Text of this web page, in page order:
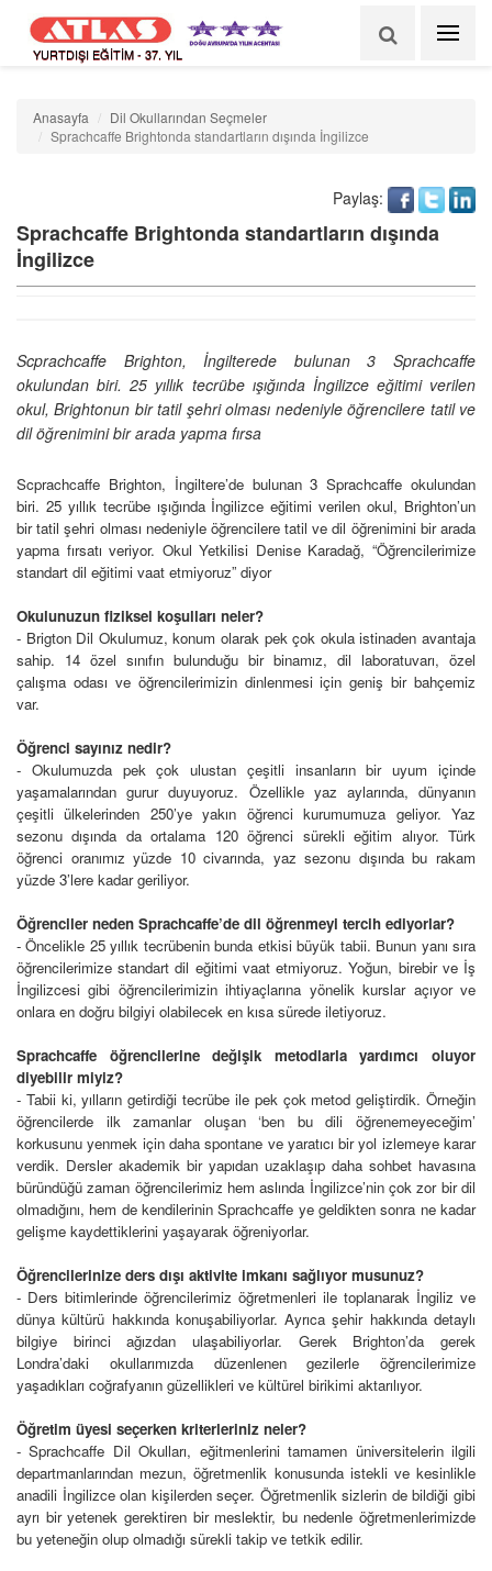
YURTDIŞI EĞİTİM - 37. YIL
Anasayfa
Dil Okullarından Seçmeler
Sprachcaffe Brightonda standartların dışında İngilizce
Sprachcaffe Brightonda standartların dışında
İngilizce
Paylaş:
Scprachcaffe Brighton, İngilterede bulunan 3 Sprachcaffe
okulundan biri. 25 yıllık tecrübe ışığında İngilizce eğitimi verilen
okul, Brightonun bir tatil şehri olması nedeniyle öğrencilere tatil ve
dil öğrenimini bir arada yapma fırsa
Scprachcaffe Brighton, İngiltere’de bulunan 3 Sprachcaffe okulundan
biri. 25 yıllık tecrübe ışığında İngilizce eğitimi verilen okul, Brighton’un
bir tatil şehri olması nedeniyle öğrencilere tatil ve dil öğrenimini bir arada
yapma fırsatı veriyor. Okul Yetkilisi Denise Karadağ, “Öğrencilerimize
standart dil eğitimi vaat etmiyoruz” diyor
Okulunuzun fiziksel koşulları neler?
- Brigton Dil Okulumuz, konum olarak pek çok okula istinaden avantaja
sahip. 14 özel sınıfın bulunduğu bir binamız, dil laboratuvarı, özel
çalışma odası ve öğrencilerimizin dinlenmesi için geniş bir bahçemiz
var.
Öğrenci sayınız nedir?
- Okulumuzda pek çok ulustan çeşitli insanların bir uyum içinde
yaşamalarından gurur duyuyoruz. Özellikle yaz aylarında, dünyanın
çeşitli ülkelerinden 250’ye yakın öğrenci kurumumuza geliyor. Yaz
sezonu dışında da ortalama 120 öğrenci sürekli eğitim alıyor. Türk
öğrenci oranımız yüzde 10 civarında, yaz sezonu dışında bu rakam
yüzde 3’lere kadar geriliyor.
Öğrenciler neden Sprachcaffe’de dil öğrenmeyi tercih ediyorlar?
- Öncelikle 25 yıllık tecrübenin bunda etkisi büyük tabii. Bunun yanı sıra
öğrencilerimize standart dil eğitimi vaat etmiyoruz. Yoğun, birebir ve İş
İngilizcesi gibi öğrencilerimizin ihtiyaçlarına yönelik kurslar açıyor ve
onlara en doğru bilgiyi olabilecek en kısa sürede iletiyoruz.
Sprachcaffe öğrencilerine değişik metodlarla yardımcı oluyor
diyebilir miyiz?
- Tabii ki, yılların getirdiği tecrübe ile pek çok metod geliştirdik. Örneğin
öğrencilerde ilk zamanlar oluşan ‘ben bu dili öğrenemeyeceğim’
korkusunu yenmek için daha spontane ve yaratıcı bir yol izlemeye karar
verdik. Dersler akademik bir yapıdan uzaklaşıp daha sohbet havasına
büründüğü zaman öğrencilerimiz hem aslında İngilizce’nin çok zor bir dil
olmadığını, hem de kendilerinin Sprachcaffe ye geldikten sonra ne kadar
gelişme kaydettiklerini yaşayarak öğreniyorlar.
Öğrencilerinize ders dışı aktivite imkanı sağlıyor musunuz?
- Ders bitimlerinde öğrencilerimiz öğretmenleri ile toplanarak İngiliz ve
dünya kültürü hakkında konuşabiliyorlar. Ayrıca şehir hakkında detaylı
bilgiye birinci ağızdan ulaşabiliyorlar. Gerek Brighton’da gerek
Londra’daki okullarımızda düzenlenen gezilerle öğrencilerimize
yaşadıkları coğrafyanın güzellikleri ve kültürel birikimi aktarılıyor.
Öğretim üyesi seçerken kriterleriniz neler?
- Sprachcaffe Dil Okulları, eğitmenlerini tamamen üniversitelerin ilgili
departmanlarından mezun, öğretmenlik konusunda istekli ve kesinlikle
anadili İngilizce olan kişilerden seçer. Öğretmenlik sizlerin de bildiği gibi
ayrı bir yetenek gerektiren bir meslektir, bu nedenle öğretmenlerimizde
bu yeteneğin olup olmadığı sürekli takip ve tetkik edilir.